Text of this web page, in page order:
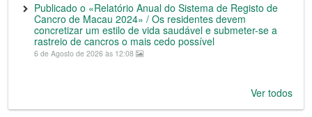
Publicado o «Relatório Anual do Sistema de Registo de
Cancro de Macau 2024» / Os residentes devem
concretizar um estilo de vida saudável e submeter-se a
rastreio de cancros o mais cedo possível
6 de Agosto de 2026 às 12:08
Ver todos